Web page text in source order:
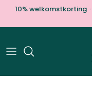
Ga naar inhoud
10% welkomstkorting ·